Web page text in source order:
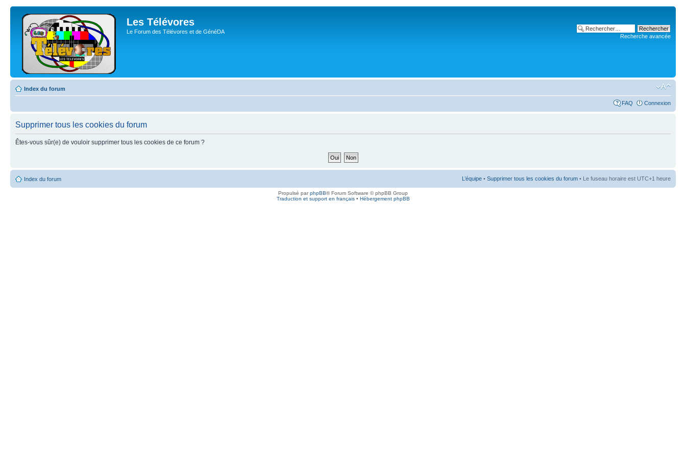
Les Télévores
Le Forum des Télévores et de GénéDA
Recherche avancée
Index du forum
FAQ Connexion
Supprimer tous les cookies du forum
Êtes-vous sûr(e) de vouloir supprimer tous les cookies de ce forum ?
Index du forum L’équipe • Supprimer tous les cookies du forum • Le fuseau horaire est UTC+1 heure
Propulsé parphpBB® Forum Software © phpBB Group
Traduction et support en français• Hébergement phpBB